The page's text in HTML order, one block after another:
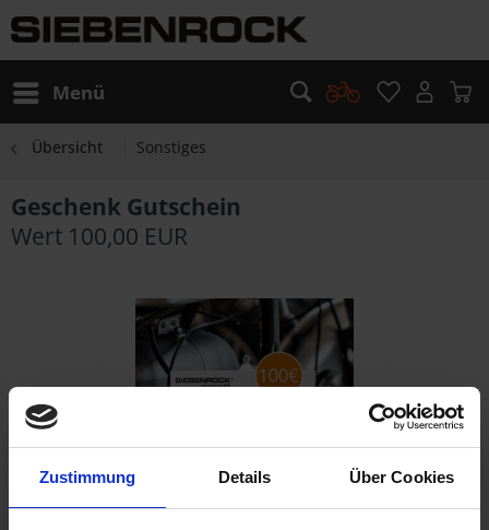
Zustimmung Details Über Cookies
Menü
Übersicht Sonstiges
Geschenk Gutschein
Wert 100,00 EUR